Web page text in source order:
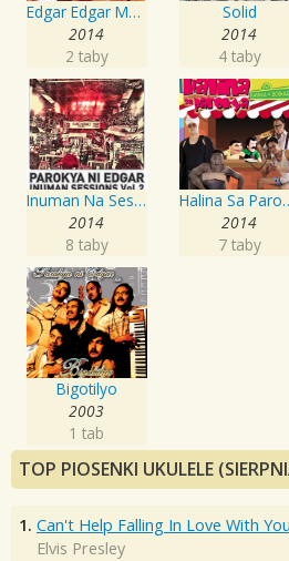
Edgar Edgar Musikahan
2014
2 taby
Solid
2014
4 taby
Inuman Na Sessions, Vol. 2
2014
8 taby
2014
7 taby
Bigotilyo
2003
1 tab
TOP PIOSENKI UKULELE
1. Can't Help Falling In Love With You
Elvis Presley